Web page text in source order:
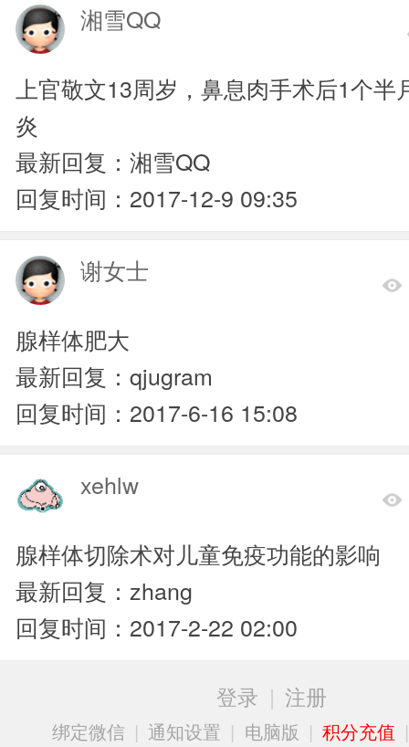
湘雪QQ
上官敬文13周岁，鼻息肉手术后1个半
炎
最新回复：湘雪QQ
回复时间：2017-12-9 09:35
谢女士
腺样体肥大
最新回复：qjugram
回复时间：2017-6-16 15:08
xehlw
腺样体切除术对儿童免疫功能的影响
最新回复：zhang
回复时间：2017-2-22 02:00
登录 | 注册
绑定微信 | 通知设置 | 电脑版 | 积分充值